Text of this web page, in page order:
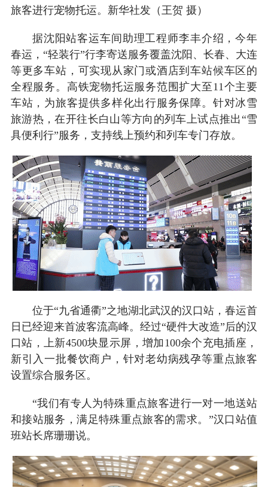
旅客进行宠物托运。新华社发（王贺 摄）
据沈阳站客运车间助理工程师李丰介绍，今年
春运，“轻装行”行李寄送服务覆盖沈阳、长春、大连
等更多车站，可实现从家门或酒店到车站候车区的
全程服务。高铁宠物托运服务范围扩大至11个主要
车站，为旅客提供多样化出行服务保障。针对冰雪
旅游热，在开往长白山等方向的列车上试点推出“雪
具便利行”服务，支持线上预约和列车专门存放。
位于“九省通衢”之地湖北武汉的汉口站，春运首
日已经迎来首波客流高峰。经过“硬件大改造”后的汉
口站，上新4500块显示屏，增加100余个充电插座，
新引入一批餐饮商户，针对老幼病残孕等重点旅客
设置综合服务区。
“我们有专人为特殊重点旅客进行一对一地送站
和接站服务，满足特殊重点旅客的需求。”汉口站值
班站长席珊珊说。